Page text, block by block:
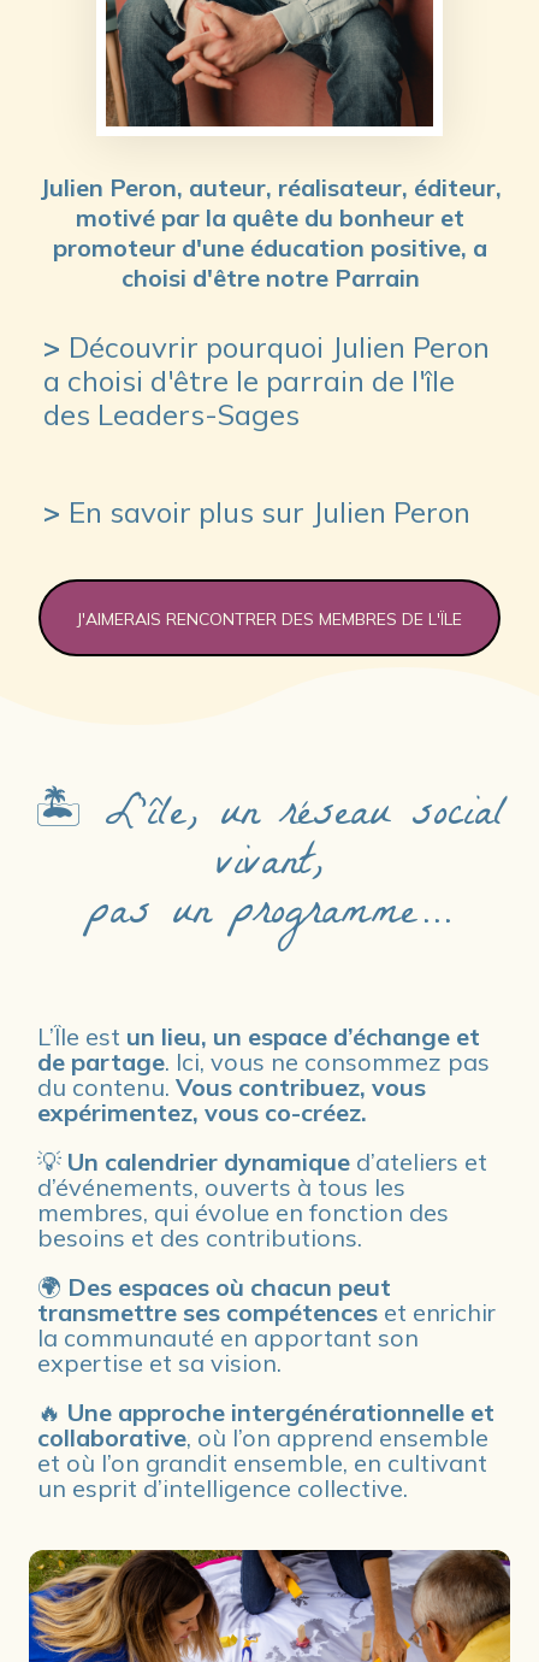
Julien Peron, auteur, réalisateur, éditeur,
motivé par la quête du bonheur et
promoteur d'une éducation positive, a
choisi d'être notre Parrain
> Découvrir pourquoi Julien Peron
a choisi d'être le parrain de l'île
des Leaders-Sages
> En savoir plus sur Julien Peron
J'AIMERAIS RENCONTRER DES MEMBRES DE L'ÏLE
🏝️ L'île, un réseau social
vivant,
pas un programme…
L’Île est un lieu, un espace d’échange et
de partage. Ici, vous ne consommez pas
du contenu. Vous contribuez, vous
expérimentez, vous co-créez.
💡 Un calendrier dynamique d’ateliers et
d’événements, ouverts à tous les
membres, qui évolue en fonction des
besoins et des contributions.
🌍 Des espaces où chacun peut
transmettre ses compétences et enrichir
la communauté en apportant son
expertise et sa vision.
🔥 Une approche intergénérationnelle et
collaborative, où l’on apprend ensemble
et où l’on grandit ensemble, en cultivant
un esprit d’intelligence collective.